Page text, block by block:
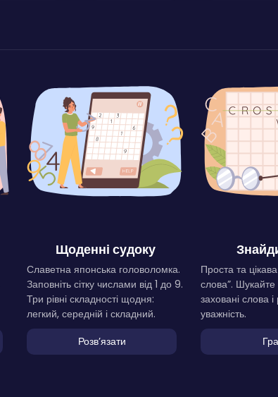
Щоденні судоку
Славетна японська головоломка.
Заповніть сітку числами від 1 до 9.
Три рівні складності щодня:
легкий, середній і складний.
Розвʼязати
Проста та
слова”.
заховані слова
уважність.